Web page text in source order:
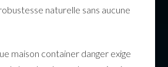
naturelle sans aucune
maison container danger exige